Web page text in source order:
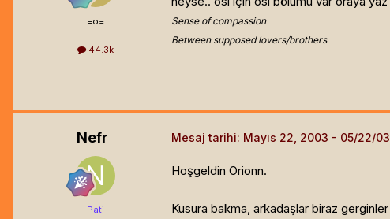
=o=
44.3k
Sense of compassion
Between supposed lovers/brothers
Nefr
Pati
Mesaj tarihi: Mayıs 22, 2003
Hoşgeldin Orionn.
Kusura bakma, arkadaşlar biraz